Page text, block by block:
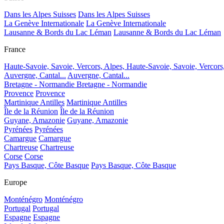
Dans les Alpes Suisses Dans les Alpes Suisses
La Genève Internationale La Genève Internationale
Lausanne & Bords du Lac Léman Lausanne & Bords du Lac Léman
France
Haute-Savoie, Savoie, Vercors, Alpes, Haute-Savoie, Savoie,
Auvergne, Cantal... Auvergne, Cantal...
Bretagne - Normandie Bretagne - Normandie
Provence Provence
Martinique Antilles Martinique Antilles
Île de la Réunion Île de la Réunion
Guyane, Amazonie Guyane, Amazonie
Pyrénées Pyrénées
Camargue Camargue
Chartreuse Chartreuse
Corse Corse
Pays Basque, Côte Basque Pays Basque, Côte Basque
Europe
Monténégro Monténégro
Portugal Portugal
Espagne Espagne